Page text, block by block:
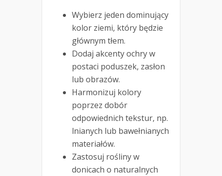
Wybierz jeden dominujący
kolor ziemi, który będzie
głównym tłem.
Dodaj akcenty ochry w
postaci poduszek, zasłon
lub obrazów.
Harmonizuj kolory
poprzez dobór
odpowiednich tekstur, np.
lnianych lub bawełnianych
materiałów.
Zastosuj rośliny w
donicach o naturalnych